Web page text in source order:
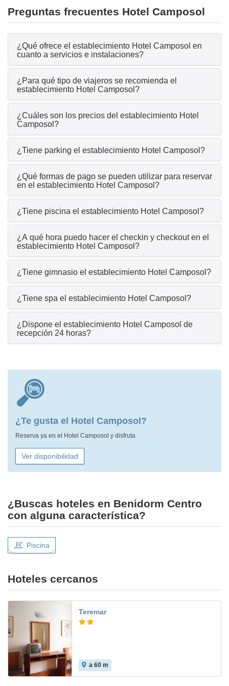
Preguntas frecuentes Hotel Camposol
¿Qué ofrece el establecimiento Hotel Camposol en
cuanto a servicios e instalaciones?
¿Para qué tipo de viajeros se recomienda el
establecimiento Hotel Camposol?
¿Cuáles son los precios del establecimiento Hotel
Camposol?
¿Tiene parking el establecimiento Hotel Camposol?
¿Qué formas de pago se pueden utilizar para reservar
en el establecimiento Hotel Camposol?
¿Tiene piscina el establecimiento Hotel Camposol?
¿A qué hora puedo hacer el checkin y checkout en el
establecimiento Hotel Camposol?
¿Tiene gimnasio el establecimiento Hotel Camposol?
¿Tiene spa el establecimiento Hotel Camposol?
¿Dispone el establecimiento Hotel Camposol de
recepción 24 horas?
¿Te gusta el Hotel Camposol?
Reserva ya en el Hotel Camposol y disfruta
Ver disponibilidad
¿Buscas hoteles en Benidorm Centro
con alguna característica?
Piscina
Hoteles cercanos
Teremar
a 60 m